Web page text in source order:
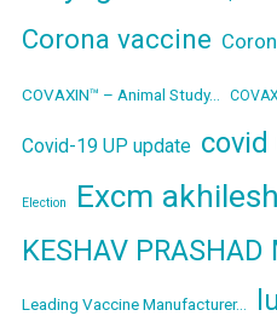
Corona vaccine
COVAXIN™ – Animal Study…
Covid-19 UP update covid
Election Excm
KESHAV PRASHAD
Leading Vaccine Manufacturer…